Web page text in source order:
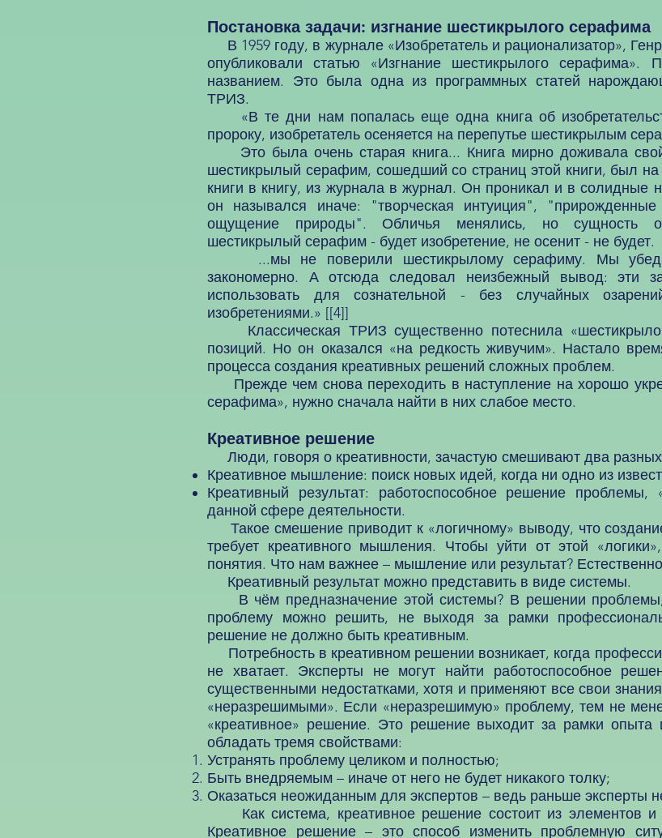
Постановка задачи: изгнание шестикрылого серафима
В 1959 году, в журнале «Изобретатель и рационализатор»,
опубликовали статью «Изгнание шестикрылого
названием. Это была одна из программных статей
ТРИЗ.
«В те дни нам попалась еще одна книга об
пророку, изобретатель осеняется на перепутье шестикрылым
Это была очень старая книга... Книга мирно доживала
шестикрылый серафим, сошедший со страниц этой книги, был
книги в книгу, из журнала в журнал. Он проникал и в солидные
он назывался иначе: "творческая интуиция", "прирожденные
ощущение природы". Обличья менялись, но сущность
шестикрылый серафим - будет изобретение, не осенит - не будет.
...мы не поверили шестикрылому серафиму. Мы
закономерно. А отсюда следовал неизбежный вывод: эти
использовать для сознательной - без случайных
изобретениями.» [[4]]
Классическая ТРИЗ существенно потеснила
позиций. Но он оказался «на редкость живучим». Настало
процесса создания креативных решений сложных проблем.
Прежде чем снова переходить в наступление на хорошо
серафима», нужно сначала найти в них слабое место.
Креативное решение
Люди, говоря о креативности, зачастую смешивают два разных
Креативное мышление: поиск новых идей, когда ни одно из
Креативный результат: работоспособное решение
данной сфере деятельности.
Такое смешение приводит к «логичному» выводу, что
требует креативного мышления. Чтобы уйти от этой
понятия. Что нам важнее – мышление или результат?
Креативный результат можно представить в виде системы.
В чём предназначение этой системы? В решении
проблему можно решить, не выходя за рамки
решение не должно быть креативным.
Потребность в креативном решении возникает, когда
не хватает. Эксперты не могут найти работоспособное
существенными недостатками, хотя и применяют все свои
«неразрешимыми». Если «неразрешимую» проблему, тем не
«креативное» решение. Это решение выходит за рамки
обладать тремя свойствами:
Устранять проблему целиком и полностью;
Быть внедряемым – иначе от него не будет никакого толку;
Оказаться неожиданным для экспертов – ведь раньше эксперты
Как система, креативное решение состоит из элементов и
Креативное решение – это способ изменить проблемную